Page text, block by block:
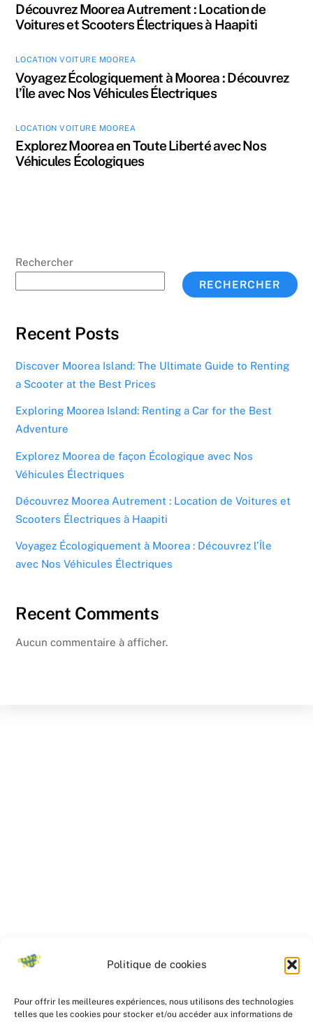
Politique de cookies
Pour offrir les meilleures expériences, nous utilisons des technologies
telles que les cookies pour stocker et/ou accéder aux informations de
Découvrez Moorea Autrement : Location de
Voitures et Scooters Électriques à Haapiti
LOCATION VOITURE MOOREA
Voyagez Écologiquement à Moorea : Découvrez
l’Île avec Nos Véhicules Électriques
LOCATION VOITURE MOOREA
Explorez Moorea en Toute Liberté avec Nos
Véhicules Écologiques
Rechercher
RECHERCHER
Recent Posts
Discover Moorea Island: The Ultimate Guide to Renting
a Scooter at the Best Prices
Exploring Moorea Island: Renting a Car for the Best
Adventure
Explorez Moorea de façon Écologique avec Nos
Véhicules Électriques
Découvrez Moorea Autrement : Location de Voitures et
Scooters Électriques à Haapiti
Voyagez Écologiquement à Moorea : Découvrez l’Île
avec Nos Véhicules Électriques
Recent Comments
Aucun commentaire à afficher.